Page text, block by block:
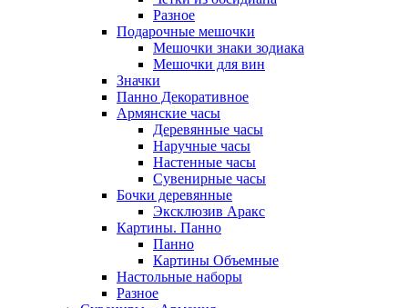
Разное
Подарочные мешочки
Мешочки знаки зодиака
Мешочки для вин
Значки
Панно Декоративное
Армянские часы
Деревянные часы
Наручные часы
Настенные часы
Сувенирные часы
Бочки деревянные
Эксклюзив Аракс
Картины. Панно
Панно
Картины Объемные
Настольные наборы
Разное